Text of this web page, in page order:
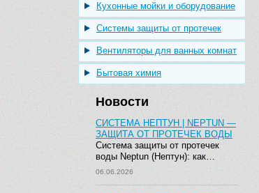
Кухонные мойки и оборудование
Системы защиты от протечек
Вентиляторы для ванных комнат
Бытовая химия
Новости
СИСТЕМА НЕПТУН | NEPTUN —
ЗАЩИТА ОТ ПРОТЕЧЕК ВОДЫ
Система защиты от протечек
воды Neptun (Нептун): как…
06.06.2026